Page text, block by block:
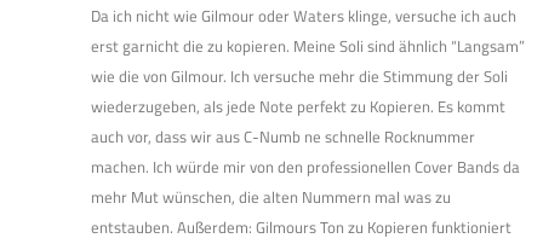
Da ich nicht wie Gilmour oder Waters klinge, versuche ich auch
erst garnicht die zu kopieren. Meine Soli sind ähnlich “Langsam”
wie die von Gilmour. Ich versuche mehr die Stimmung der Soli
wiederzugeben, als jede Note perfekt zu Kopieren. Es kommt
auch vor, dass wir aus C-Numb ne schnelle Rocknummer
machen. Ich würde mir von den professionellen Cover Bands da
mehr Mut wünschen, die alten Nummern mal was zu
entstauben. Außerdem: Gilmours Ton zu Kopieren funktioniert